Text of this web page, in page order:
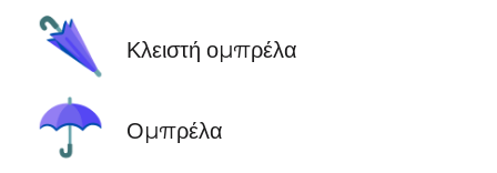
🌂 Κλειστή ομπρέλα
☂️ Ομπρέλα